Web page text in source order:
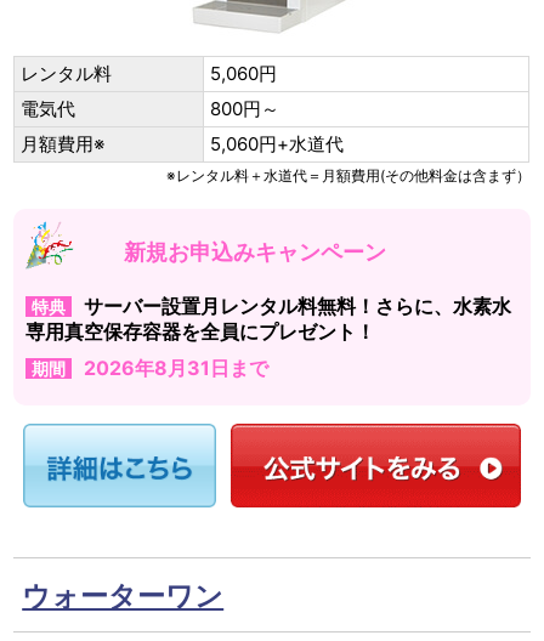
レンタル料
5,060円
電気代
800円～
月額費用※
5,060円+水道代
※レンタル料＋水道代＝月額費用(その他料金は含まず）
新規お申込みキャンペーン
特典
サーバー設置月レンタル料無料！さらに、水素水
専用真空保存容器を全員にプレゼント！
期間 2026年8月31日まで
ウォーターワン